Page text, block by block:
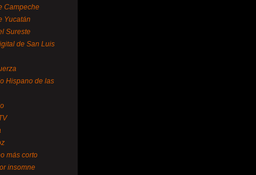
Campeche
Yucatán
Sureste
de San Luis
Hispano de las
más corto
insomne